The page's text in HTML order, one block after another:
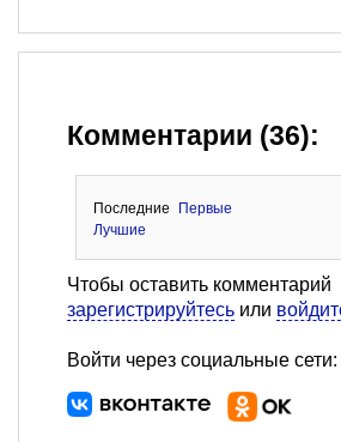
Комментарии (36):
Последние
Первые
Лучшие
Чтобы оставить комментарий
зарегистрируйтесь или
Войти через социальные сети: